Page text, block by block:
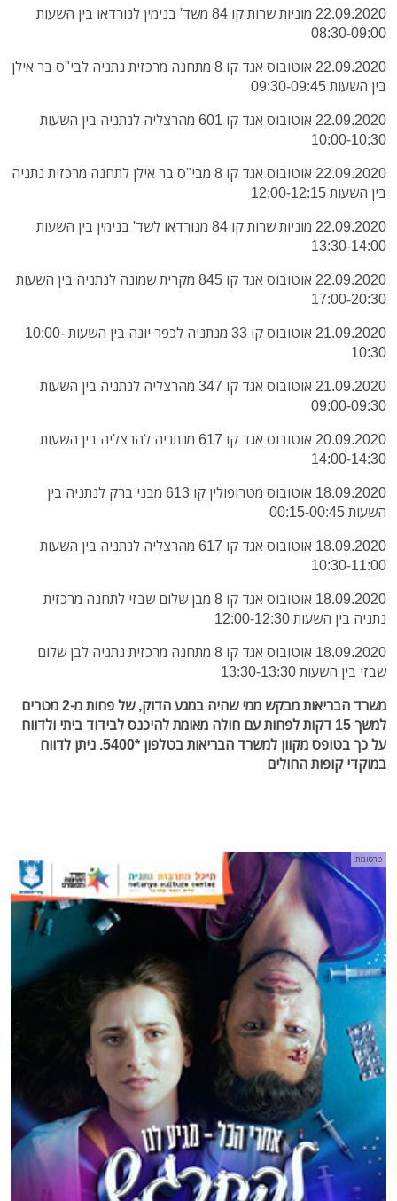
22.09.2020 מוניות שרות קו 84 משד' בנימין לנורדאו בין השעות
08:30-09:00
22.09.2020 אוטובוס אגד קו 8 מתחנה מרכזית נתניה לבי"ס בר אילן
בין השעות 09:30-09:45
22.09.2020 אוטובוס אגד קו 601 מהרצליה לנתניה בין השעות
10:00-10:30
22.09.2020 אוטובוס אגד קו 8 מבי"ס בר אילן לתחנה מרכזית נתניה
בין השעות 12:00-12:15
22.09.2020 מוניות שרות קו 84 מנורדאו לשד' בנימין בין השעות
13:30-14:00
22.09.2020 אוטובוס אגד קו 845 מקרית שמונה לנתניה בין השעות
17:00-20:30
21.09.2020 אוטובוס קו 33 מנתניה לכפר יונה בין השעות 10:00-
10:30
21.09.2020 אוטובוס אגד קו 347 מהרצליה לנתניה בין השעות
09:00-09:30
20.09.2020 אוטובוס אגד קו 617 מנתניה להרצליה בין השעות
14:00-14:30
18.09.2020 אוטובוס מטרופולין קו 613 מבני ברק לנתניה בין
השעות 00:15-00:45
18.09.2020 אוטובוס אגד קו 617 מהרצליה לנתניה בין השעות
10:30-11:00
18.09.2020 אוטובוס אגד קו 8 מבן שלום שבזי לתחנה מרכזית
נתניה בין השעות 12:00-12:30
18.09.2020 אוטובוס אגד קו 8 מתחנה מרכזית נתניה לבן שלום
שבזי בין השעות 13:30-13:30
משרד הבריאות מבקש ממי שהיה במגע הדוק, של פחות מ-2 מטרים
למשך 15 דקות לפחות עם חולה מאומת להיכנס לבידוד ביתי ולדווח
על כך בטופס מקוון למשרד הבריאות בטלפון *5400. ניתן לדווח
במוקדי קופות החולים
פרסומת